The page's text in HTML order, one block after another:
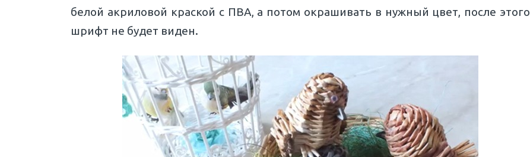
белой акриловой краской с ПВА, а потом окрашивать в нужный цвет, после этого
шрифт не будет виден.